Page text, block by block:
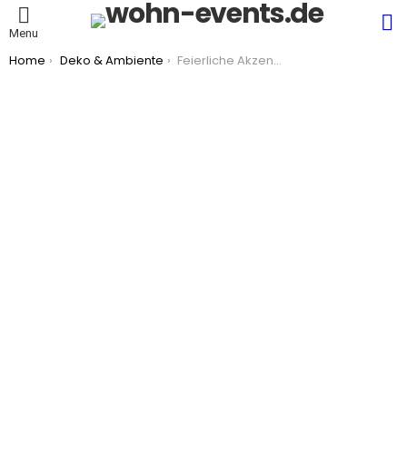
Menu
You are here:
Home Deko & Ambiente Feierliche Akzente setzen mit vorhandenen Wohnaccessoires